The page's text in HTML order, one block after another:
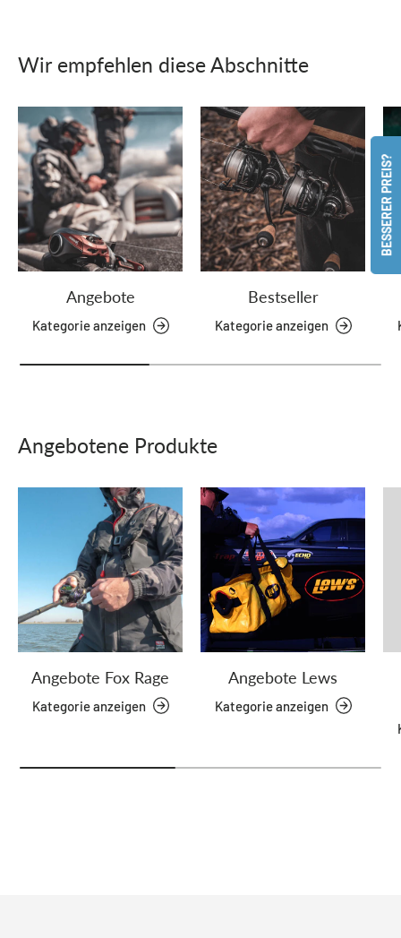
Wir empfehlen diese Abschnitte
Angebote
Kategorie anzeigen
Bestseller
Kategorie anzeigen
Angebotene Produkte
Angebote Fox Rage
Kategorie anzeigen
Angebote Lews
Kategorie anzeigen
BESSERER PREIS?